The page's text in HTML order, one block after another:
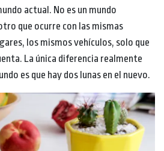
actual. No es un mundo
que ocurre con las mismas
los mismos vehículos, solo que
La única diferencia realmente
es que hay dos lunas en el nuevo.